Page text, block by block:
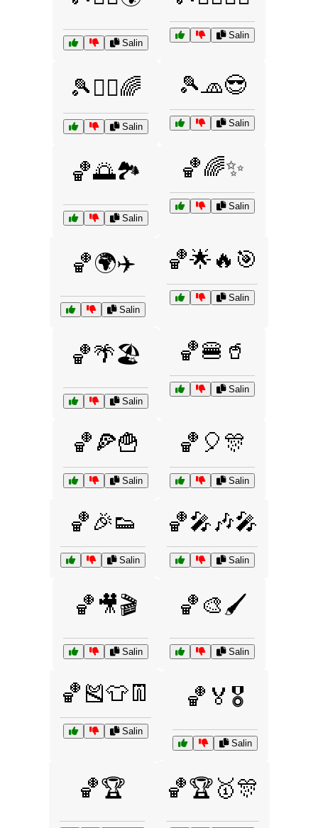
Salin
Salin
🎾🧘‍♂️🌈
Salin
🎾🧢😎
Salin
🏀🌅🏞️
Salin
🏀🌈✨
Salin
🏀🌍✈️
Salin
🏀🌟🔥🎯
Salin
🏀🌴🏖️
Salin
🏀🍔🥤
Salin
🏀🍕🍟
Salin
🏀🎈🎊
Salin
🏀🎉👟
Salin
🏀🎤🎶🎤
Salin
🏀🎥🎬
Salin
🏀🎨🖌️
Salin
🏀🎽👕👖
Salin
🏀🏅🎖️
Salin
🏀🏆 🏀🏆🥇🎊